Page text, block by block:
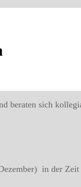
beraten sich
in der